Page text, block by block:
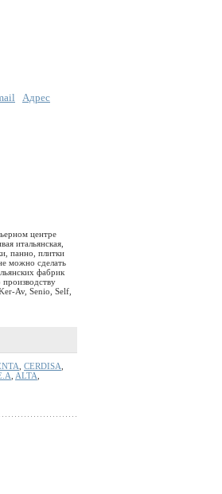
Адрес
центре
итальянская,
панно, плитки
можно сделать
фабрик
Av, Senio, Self,
CERDISA
ALTA